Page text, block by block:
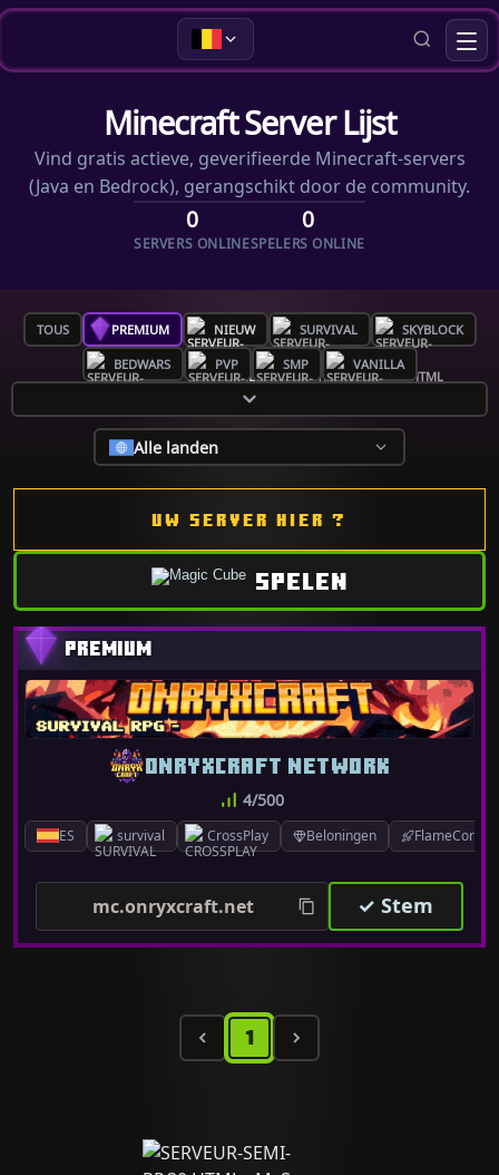
Minecraft Server Lijst
Vind gratis actieve, geverifieerde Minecraft-servers
(Java en Bedrock), gerangschikt door de community.
0
SERVERS ONLINE
0
SPELERS ONLINE
TOUS PREMIUM NIEUW SURVIVAL SKYBLOCK
BEDWARS PVP SMP VANILLA
Alle landen
UW SERVER HIER ?
SPELEN
ES survival CrossPlay Beloningen FlameCord
ONRYXCRAFT NETWORK
4/500
mc.onryxcraft.net ✓ Stem
1